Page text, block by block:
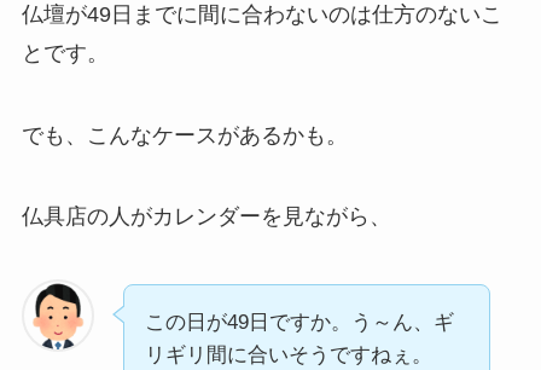
仏壇が49日までに間に合わないのは仕方のないこ
とです。
でも、こんなケースがあるかも。
仏具店の人がカレンダーを見ながら、
この日が49日ですか。う～ん、ギ
リギリ間に合いそうですねぇ。